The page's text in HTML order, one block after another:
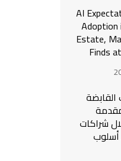
AI
Adoption
Estate,
Finds
شراكات
أسلوب